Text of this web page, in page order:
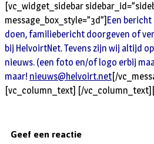
[vc_widget_sidebar
message_box_style=”3d”] Een
doen, familiebericht doorgeven of
bij HelvoirtNet. Tevens zijn wij altijd
nieuws. (een foto en/of logo erbij
maar! nieuws@helvoirt.net[/
[vc_column_text] [/
Geef een reactie